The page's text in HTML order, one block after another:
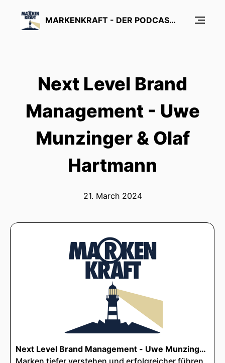
MARKENKRAFT - DER PODCAST ÜBER MARKENFÜHRUNG UND MARKENFORSCHUNG
Next Level Brand
Management - Uwe
Munzinger & Olaf
Hartmann
21. March 2024